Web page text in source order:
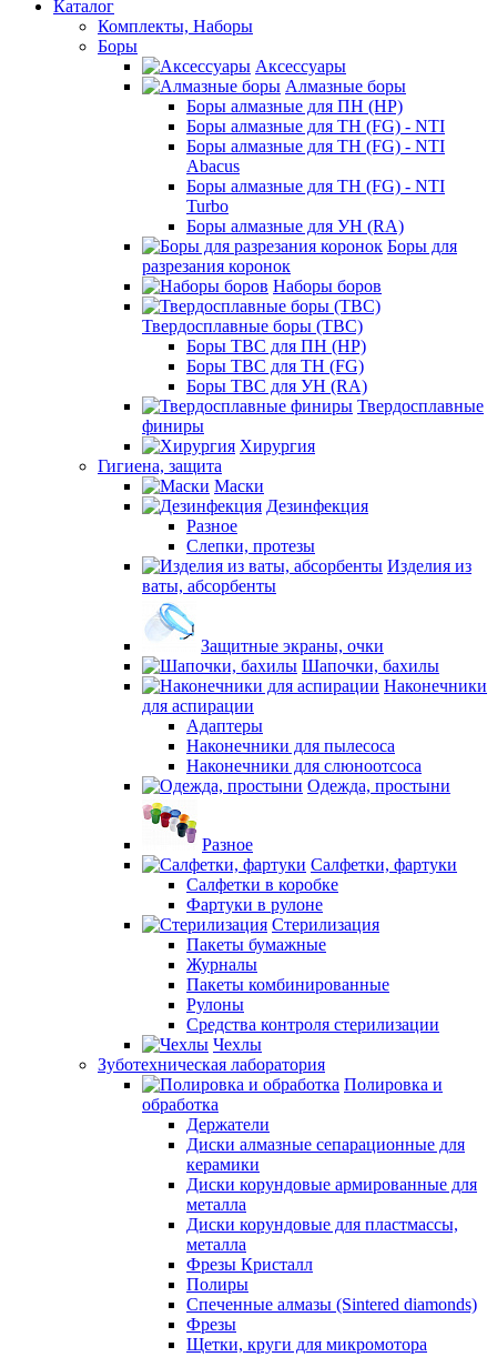
Каталог
Комплекты, Наборы
Боры
Аксессуары
Алмазные боры
Боры алмазные для ПН (HP)
Боры алмазные для ТН (FG) - NTI
Боры алмазные для ТН (FG) - NTI
Abacus
Боры алмазные для ТН (FG) - NTI
Turbo
Боры алмазные для УН (RA)
Боры для
разрезания коронок
Наборы боров
Твердосплавные боры (ТВС)
Боры ТВС для ПН (HP)
Боры ТВС для ТН (FG)
Боры ТВС для УН (RA)
Твердосплавные
финиры
Хирургия
Гигиена, защита
Маски
Дезинфекция
Разное
Слепки, протезы
Изделия из
ваты, абсорбенты
Защитные экраны, очки
Шапочки, бахилы
Наконечники
для аспирации
Адаптеры
Наконечники для пылесоса
Наконечники для слюноотсоса
Одежда, простыни
Разное
Салфетки, фартуки
Салфетки в коробке
Фартуки в рулоне
Стерилизация
Пакеты бумажные
Журналы
Пакеты комбинированные
Рулоны
Средства контроля стерилизации
Чехлы
Зуботехническая лаборатория
Полировка и
обработка
Держатели
Диски алмазные сепарационные для
керамики
Диски корундовые армированные для
металла
Диски корундовые для пластмассы,
металла
Фрезы Кристалл
Полиры
Спеченные алмазы (Sintered diamonds)
Фрезы
Щетки, круги для микромотора